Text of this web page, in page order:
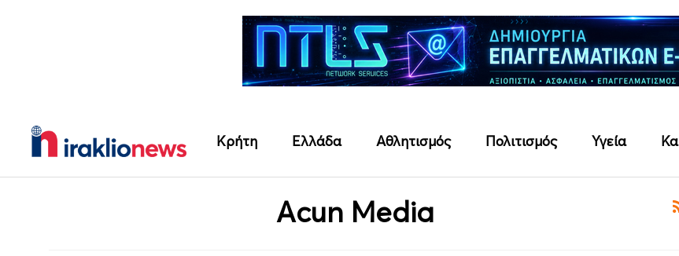
Κρήτη Ελλάδα Αθλητισμός Πολιτισμός Υγεία
Acun Media